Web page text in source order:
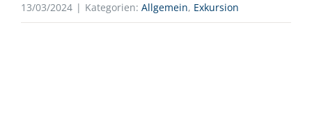
13/03/2024 | Kategorien: Allgemein, Exkursion